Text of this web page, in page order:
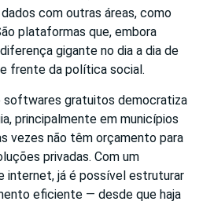
com outras áreas, como
plataformas que, embora
gigante no dia a dia de
frente da política social.
softwares gratuitos democratiza
principalmente em municípios
vezes não têm orçamento para
privadas. Com um
internet, já é possível estruturar
eficiente — desde que haja